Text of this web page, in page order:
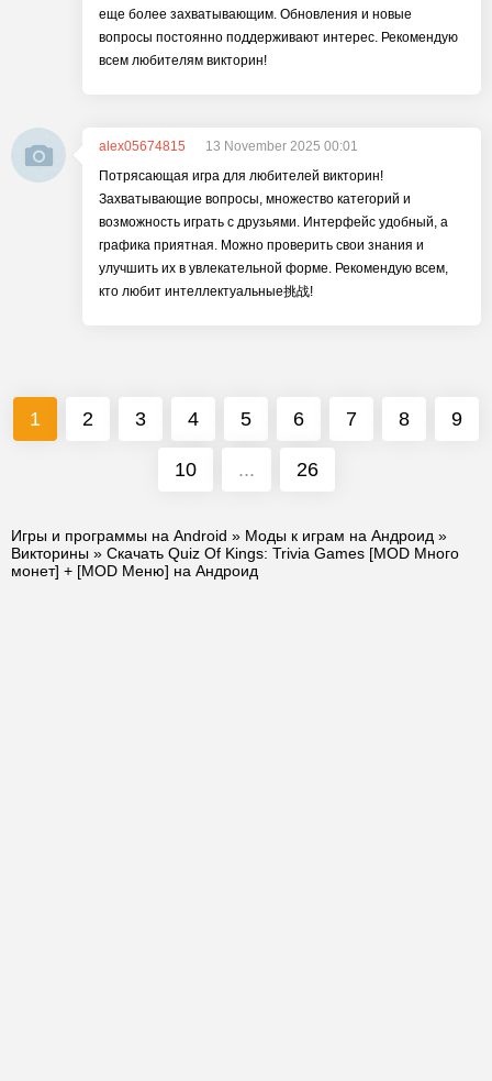
еще более захватывающим. Обновления и новые
вопросы постоянно поддерживают интерес. Рекомендую
всем любителям викторин!
alex05674815
13 November 2025 00:01
Потрясающая игра для любителей викторин!
Захватывающие вопросы, множество категорий и
возможность играть с друзьями. Интерфейс удобный, а
графика приятная. Можно проверить свои знания и
улучшить их в увлекательной форме. Рекомендую всем,
кто любит интеллектуальные挑战!
1 2 3 4 5 6 7 8 9
10 ... 26
Игры и программы на Android » Моды к играм на Андроид »
Викторины » Скачать Quiz Of Kings: Trivia Games [MOD Много
монет] + [MOD Меню] на Андроид